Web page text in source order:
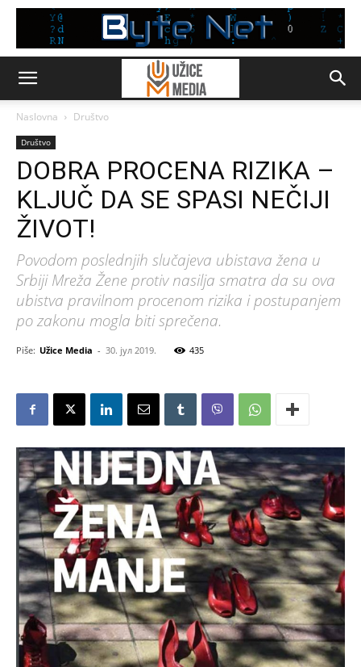
Naslovna Društvo
Društvo
DOBRA PROCENA RIZIKA –
KLJUČ DA SE SPASI NEČIJI
ŽIVOT!
Povodom poslednjih slučajeva ubistava žena u
Srbiji Mreža Žene protiv nasilja smatra da su ova
ubistva pravilnom procenom rizika i postupanjem
po zakonu mogla biti sprečena.
Piše: Užice Media - 30. јул 2019. 435